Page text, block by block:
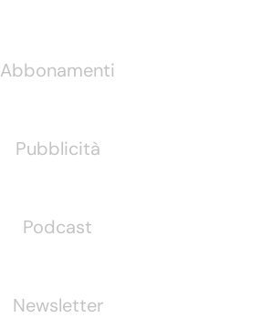
Abbonamenti
Pubblicità
Podcast
Newsletter